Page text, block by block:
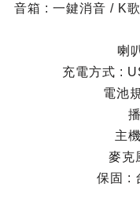
音箱 : 一鍵消音 / K
喇
充電方式 :
電池
主
麥克
保固 :